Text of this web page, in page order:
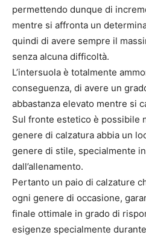
permettendo dunque di
mentre si affronta un
quindi di avere sempre il
senza alcuna difficoltà.
L’intersuola è totalmente
conseguenza, di avere un
abbastanza elevato mentre si
Sul fronte estetico è possibile
genere di calzatura abbia un
genere di stile, specialmente
dall’allenamento.
Pertanto un paio di calzature
ogni genere di occasione,
finale ottimale in grado di
esigenze specialmente